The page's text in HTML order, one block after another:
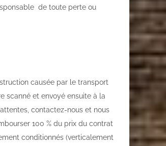
de toute perte ou
causée par le transport
scanné et envoyé ensuite à la
contactez-nous et nous
100 % du prix du contrat
conditionnés (verticalement